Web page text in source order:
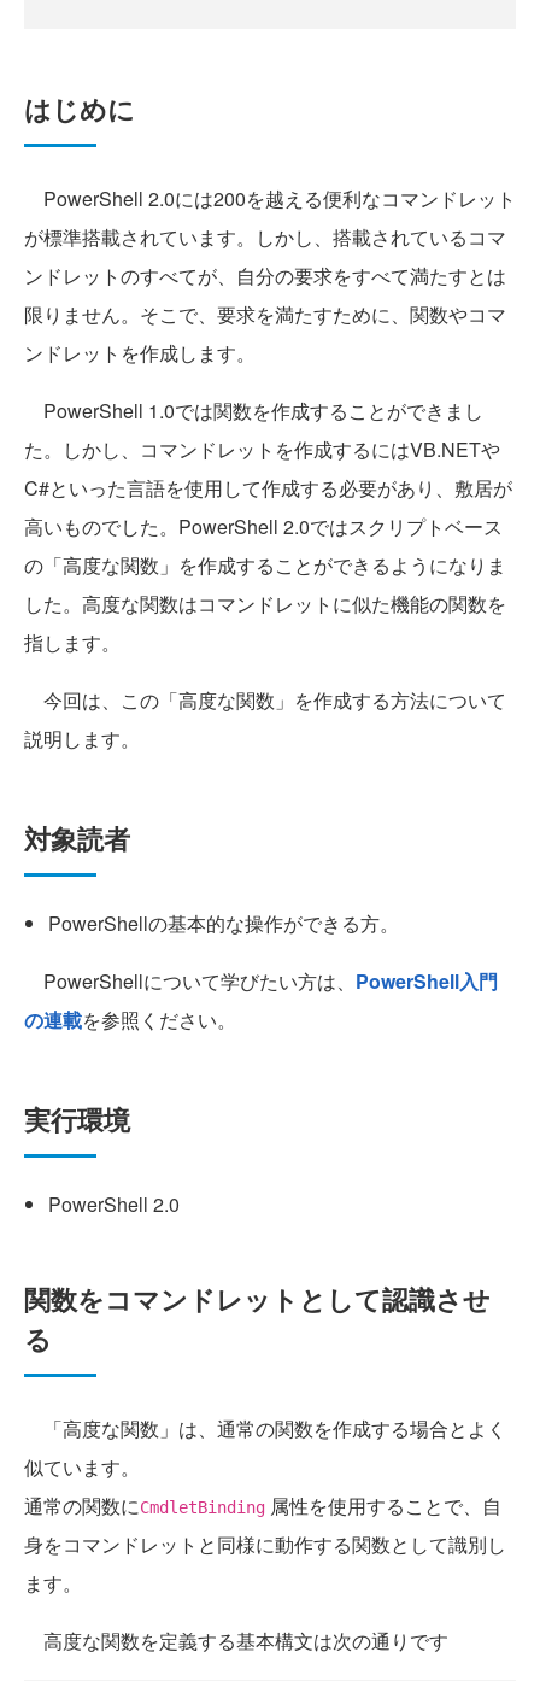
はじめに
PowerShell 2.0には200を越える便利なコマンドレット
が標準搭載されています。しかし、搭載されているコマ
ンドレットのすべてが、自分の要求をすべて満たすとは
限りません。そこで、要求を満たすために、関数やコマ
ンドレットを作成します。
PowerShell 1.0では関数を作成することができまし
た。しかし、コマンドレットを作成するにはVB.NETや
C#といった言語を使用して作成する必要があり、敷居が
高いものでした。PowerShell 2.0ではスクリプトベース
の「高度な関数」を作成することができるようになりま
した。高度な関数はコマンドレットに似た機能の関数を
指します。
今回は、この「高度な関数」を作成する方法について
説明します。
対象読者
PowerShellの基本的な操作ができる方。
PowerShellについて学びたい方は、 PowerShell入門
の連載を参照ください。
実行環境
PowerShell 2.0
関数をコマンドレットとして認識させ
る
「高度な関数」は、通常の関数を作成する場合とよく
似ています。
通常の関数にCmdletBinding 属性を使用することで、自
身をコマンドレットと同様に動作する関数として識別し
ます。
高度な関数を定義する基本構文は次の通りです